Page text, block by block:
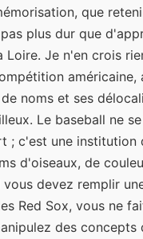
que
plus dur que
Loire. Je n'en crois
américaine,
noms et ses
Le baseball ne
; c'est une institution
d'oiseaux, de
vous devez remplir
Red Sox, vous ne
des concepts